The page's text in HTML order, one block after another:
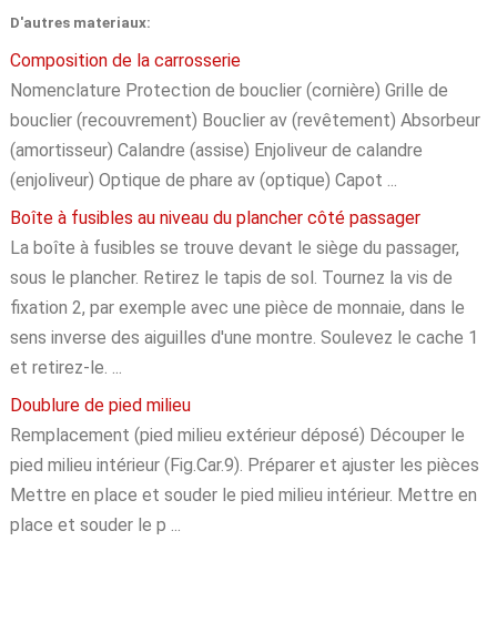
D'autres materiaux:
Composition de la carrosserie
Nomenclature Protection de bouclier (cornière) Grille de
bouclier (recouvrement) Bouclier av (revêtement) Absorbeur
(amortisseur) Calandre (assise) Enjoliveur de calandre
(enjoliveur) Optique de phare av (optique) Capot ...
Boîte à fusibles au niveau du plancher côté passager
La boîte à fusibles se trouve devant le siège du passager,
sous le plancher. Retirez le tapis de sol. Tournez la vis de
fixation 2, par exemple avec une pièce de monnaie, dans le
sens inverse des aiguilles d'une montre. Soulevez le cache 1
et retirez-le. ...
Doublure de pied milieu
Remplacement (pied milieu extérieur déposé) Découper le
pied milieu intérieur (Fig.Car.9). Préparer et ajuster les pièces
Mettre en place et souder le pied milieu intérieur. Mettre en
place et souder le p ...